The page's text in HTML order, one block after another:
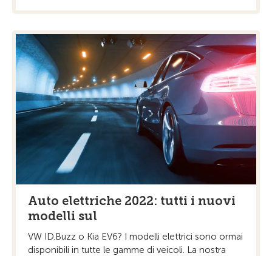
Auto elettriche 2022: tutti i nuovi
modelli sul
VW ID.Buzz o Kia EV6? I modelli elettrici sono ormai
disponibili in tutte le gamme di veicoli. La nostra